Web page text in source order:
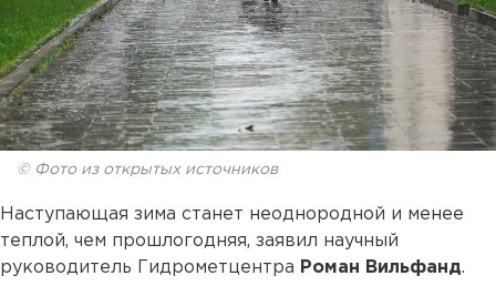
© Фото из открытых источников
Наступающая зима станет неоднородной и менее
теплой, чем прошлогодняя, заявил научный
руководитель Гидрометцентра Роман Вильфанд.